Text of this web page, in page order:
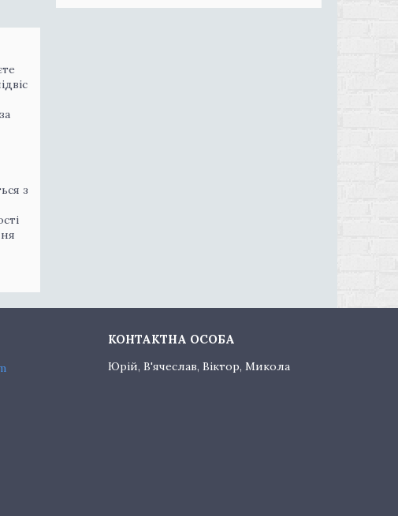
з
Юрій, В'ячеслав, Віктор, Микола